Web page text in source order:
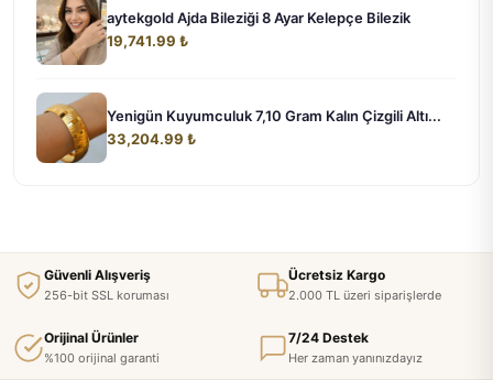
aytekgold Ajda Bileziği 8 Ayar Kelepçe Bilezik
19,741.99 ₺
Yenigün Kuyumculuk 7,10 Gram Kalın Çizgili Altı...
33,204.99 ₺
Güvenli Alışveriş
256-bit SSL koruması
Ücretsiz Kargo
2.000 TL üzeri siparişlerde
Orijinal Ürünler
%100 orijinal garanti
7/24 Destek
Her zaman yanınızdayız